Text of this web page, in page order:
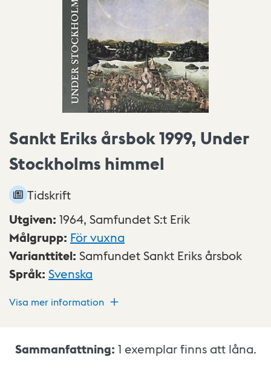
Sankt Eriks årsbok 1999, Under
Stockholms himmel
Tidskrift
Utgiven: 1964, Samfundet S:t Erik
Målgrupp: För vuxna
Varianttitel: Samfundet Sankt Eriks årsbok
Språk: Svenska
Visa mer information
Sammanfattning: 1 exemplar finns att låna.